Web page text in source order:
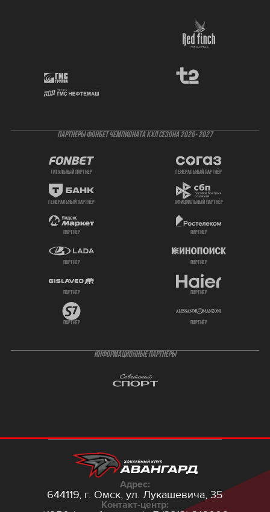
ПАРТНЕРЫ ФОНБЕТ ЧЕМПИОНАТА КХЛ СЕЗОНА 2026- 2027
титульный партнер генеральный партнёр
генеральный партнёр официальный партнёр
партнёр партнёр
партнёр партнёр
партнёр партнёр
партнёр партнёр
ИНФОРМАЦИОННЫЕ ПАРТНЁРЫ
Адрес:
644119, г. Омск, ул. Лукашевича, 35
Контакт-центр: